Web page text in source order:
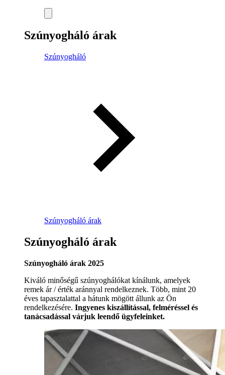
Szúnyogháló árak
Szúnyogháló
Szúnyogháló árak
Szúnyogháló árak
Szúnyogháló árak 2025
Kiváló minőségű szúnyoghálókat kínálunk, amelyek
remek ár / érték aránnyal rendelkeznek. Több, mint 20
éves tapasztalattal a hátunk mögött állunk az Ön
rendelkezésére. Ingyenes kiszállítással, felméréssel és
tanácsadással várjuk leendő ügyfeleinket.